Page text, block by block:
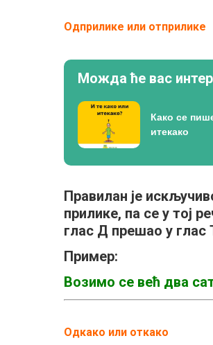
Одприлике или отприлике
Можда ће вас
Како се
итекако
Правилан је
прилике, па се у тој
глас Д прешао у глас
Пример:
Возимо се већ два
Одкако или откако